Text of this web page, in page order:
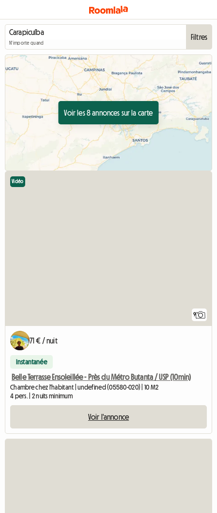
N'importe quand
Filtres
Voir les 8 annonces sur la carte
9
Vidéo
71 € / nuit
Instantanée
Belle Terrasse Ensoleillée - Près du Métro Butanta / USP (10min)
Chambre chez l'habitant | undefined (05580-020) | 10 M2
4 pers. | 2 nuits minimum
Voir l'annonce